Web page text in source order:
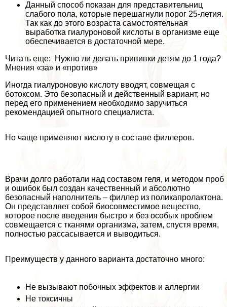
Данный способ показан для представительниц
слабого пола, которые перешагнули порог 25-летия.
Так как до этого возраста самостоятельная
выработка гиалуроновой кислоты в организме еще
обеспечивается в достаточной мере.
Читать еще: Нужно ли делать прививки детям до 1 года?
Мнения «за» и «против»
Иногда гиалуроновую кислоту вводят, совмещая с
ботоксом. Это безопасный и действенный вариант, но
перед его применением необходимо заручиться
рекомендацией опытного специалиста.
Но чаще применяют кислоту в составе филлеров.
Врачи долго работали над составом геля, и методом проб
и ошибок был создан качественный и абсолютно
безопасный наполнитель – филлер из поликапролактона.
Он представляет собой биосовместимое вещество,
которое после введения быстро и без особых проблем
совмещается с тканями организма, затем, спустя время,
полностью рассасывается и выводиться.
Преимуществ у данного варианта достаточно много:
Не вызывают побочных эффектов и аллергии
Не токсичны